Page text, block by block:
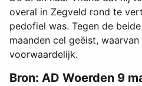
overal in Zegveld rond te
pedofiel was. Tegen de
maanden cel geëist,
voorwaardelijk.
Bron: AD Woerden 9